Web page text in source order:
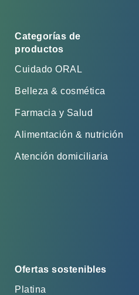
Categorías de
productos
Cuidado ORAL
Belleza & cosmética
Farmacia y Salud
Alimentación & nutrición
Atención domiciliaria
Ofertas sostenibles
Platina